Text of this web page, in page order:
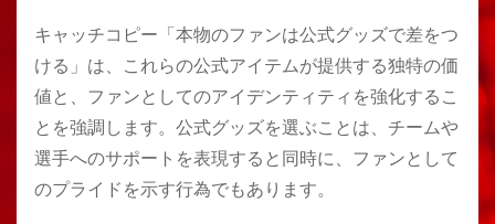
キャッチコピー「本物のファンは公式グッズで差をつ
ける」は、これらの公式アイテムが提供する独特の価
値と、ファンとしてのアイデンティティを強化するこ
とを強調します。公式グッズを選ぶことは、チームや
選手へのサポートを表現すると同時に、ファンとして
のプライドを示す行為でもあります。